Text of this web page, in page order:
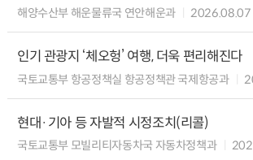
해양수산부 해운물류국 연안해운과 2026.08.07
인기 관광지 ‘체오헝’ 여행, 더욱 편리해진다
국토교통부 항공정책실 항공정책관 국제항공과
현대·기아 등 자발적 시정조치(리콜)
국토교통부 모빌리티자동차국 자동차정책과